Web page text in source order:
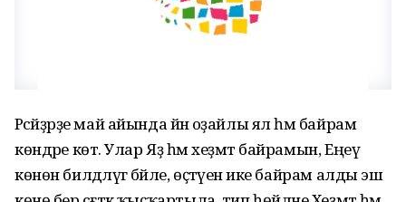
Рәсәйҙәрҙе май айында йәнә оҙайлы ял һәм байрам
көндәре көтә. Улар Яҙ һәм хеҙмәт байрамын, Еңеү
көнөн билдәләүгә бәйле, өҫтәүенә ике байрам алды эш